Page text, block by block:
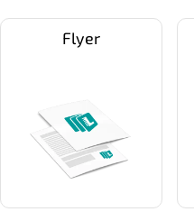
Flyer